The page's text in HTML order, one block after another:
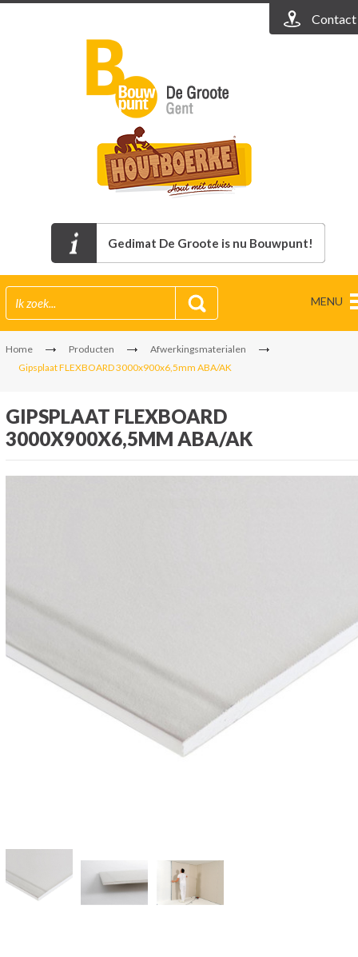
Contact
Gedimat De Groote is nu Bouwpunt!
MENU
Home Producten
Afwerkingsmaterialen
Gipsplaat FLEXBOARD 3000x900x6,5mm ABA/AK
GIPSPLAAT FLEXBOARD
3000X900X6,5MM ABA/AK